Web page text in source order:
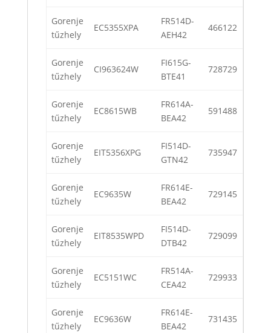
Gorenje
tűzhely
EC5355XPA
FR514D-
AEH42
466122
Gorenje
tűzhely
CI963624W
FI615G-
BTE41
728729
Gorenje
tűzhely
EC8615WB
FR614A-
BEA42
591488
Gorenje
tűzhely
EIT5356XPG
FI514D-
GTN42
735947
Gorenje
tűzhely
EC9635W
FR614E-
BEA42
729145
Gorenje
tűzhely
EIT8535WPD
FI514D-
DTB42
729099
Gorenje
tűzhely
EC5151WC
FR514A-
CEA42
729933
Gorenje
tűzhely
EC9636W
FR614E-
BEA42
731435